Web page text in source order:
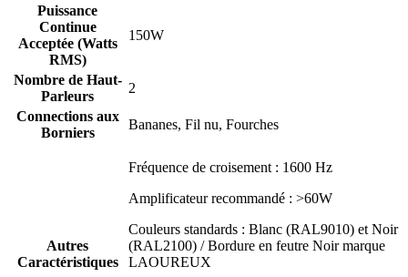
Puissance
Continue
Acceptée (Watts
RMS)
150W
Nombre de Haut-
Parleurs
2
Connections aux
Borniers
Bananes, Fil nu, Fourches
Autres
Caractéristiques
Fréquence de croisement : 1600 Hz
Amplificateur recommandé : >60W
Couleurs standards : Blanc (RAL9010) et Noir
(RAL2100) / Bordure en feutre Noir marque
LAOUREUX